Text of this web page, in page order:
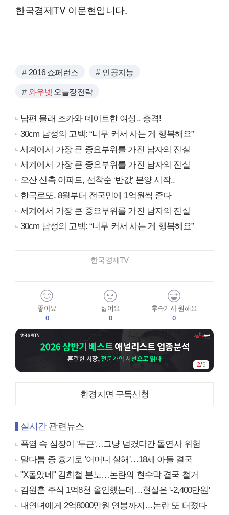
한국경제TV 이문현입니다.
2016 쇼퍼런스 인공지능
와우넷 오늘장전략
남편 몰래 조카와 데이트한 여성.. 충격!
30cm 남성의 고백: “너무 커서 사는 게 행복해요”
세계에서 가장 큰 중요부위를 가진 남자의 진실
세계에서 가장 큰 중요부위를 가진 남자의 진실
오산 신축 아파트, 선착순 ‘반값’ 분양 시작..
한국로또, 8월부터 전국민에 1억원씩 준다
세계에서 가장 큰 중요부위를 가진 남자의 진실
30cm 남성의 고백: “너무 커서 사는 게 행복해요”
한국경제TV
좋아요
0
싫어요
0
후속기사 원해요
0
2/5
한경지면 구독신청
실시간관련뉴스
폭염 속 심장이 '두근'…그냥 넘겼다간 돌연사 위험
말다툼 중 흉기로 '어머니 살해'…18세 아들 결국
"X돌았네" 김희철 분노…논란의 현수막 결국 철거
김원훈 주식 1억8천 올인했는데…현실은 '-2,400만원'
내연녀에게 2억8000만원 연봉까지…논란 또 터졌다